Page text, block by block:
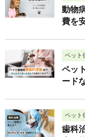
動物
費を
ペット
ペッ
ード
ペット
歯科